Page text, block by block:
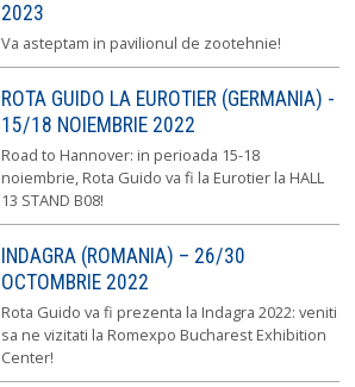
2023
Va asteptam in pavilionul de zootehnie!
ROTA GUIDO LA EUROTIER (GERMANIA) -
15/18 NOIEMBRIE 2022
Road to Hannover: in perioada 15-18
noiembrie, Rota Guido va fi la Eurotier la HALL
13 STAND B08!
INDAGRA (ROMANIA) – 26/30
OCTOMBRIE 2022
Rota Guido va fi prezenta la Indagra 2022: veniti
sa ne vizitati la Romexpo Bucharest Exhibition
Center!